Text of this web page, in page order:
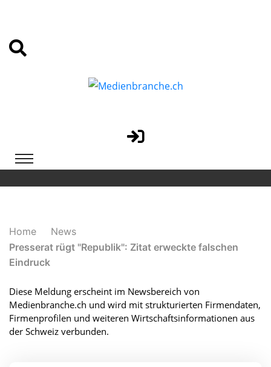
Home
News
Presserat rügt "Republik": Zitat erweckte falschen
Eindruck
Diese Meldung erscheint im Newsbereich von
Medienbranche.ch und wird mit strukturierten Firmendaten,
Firmenprofilen und weiteren Wirtschaftsinformationen aus
der Schweiz verbunden.